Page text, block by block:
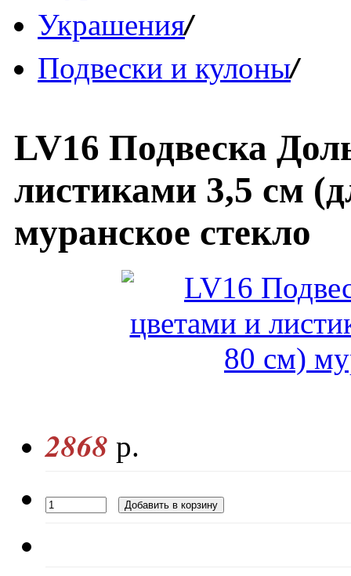
Украшения/
Подвески и кулоны/
LV16 Подвеска
листиками 3,5 см
муранское стекло
2868 р.